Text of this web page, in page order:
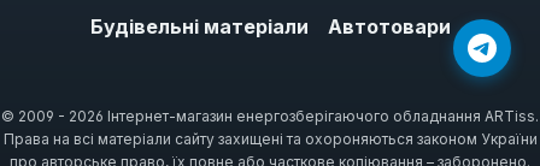
Будівельні матеріали
Автотовари
© 2009 - 2026 Інтернет-магазин енергозберігаючого обладнання ARTiss.
Права на всі матеріали сайту захищені та охороняються законом України
про авторське право, їх повне або часткове копіювання – заборонено.